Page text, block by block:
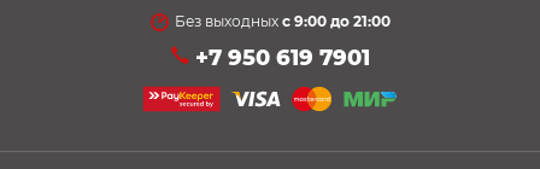
Без выходных с 9:00 до 21:00
+7 950 619 7901